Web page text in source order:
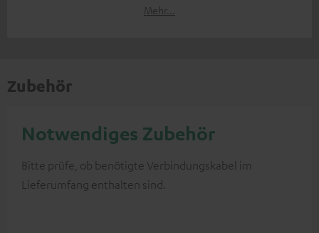
Mehr...
Zubehör
Notwendiges Zubehör
Bitte prüfe, ob benötigte Verbindungskabel im
Lieferumfang enthalten sind.